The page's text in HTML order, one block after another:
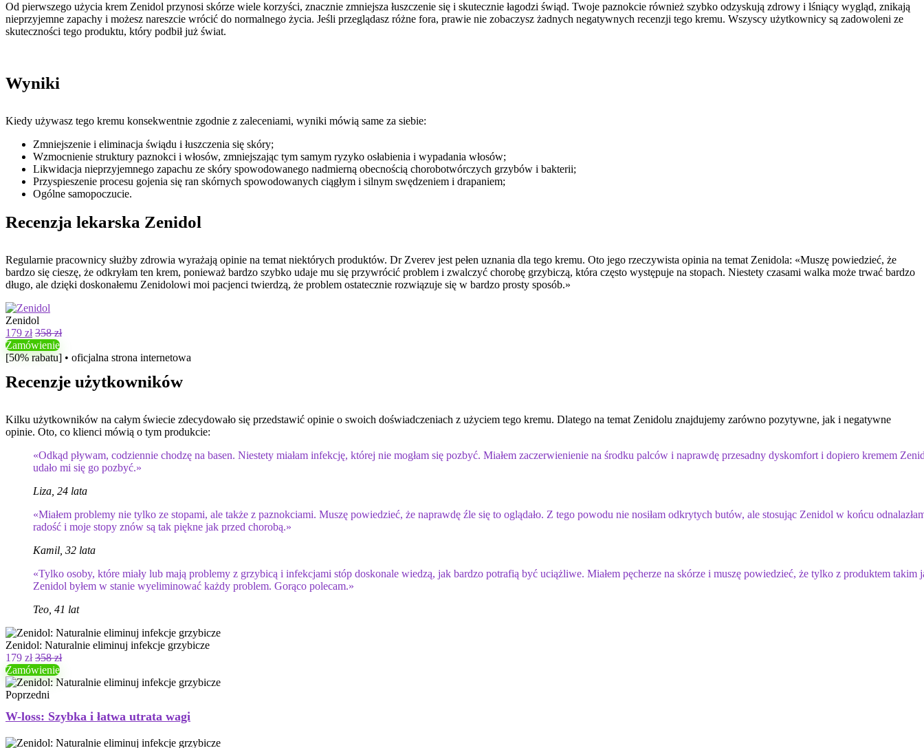
Od pierwszego użycia krem ​​Zenidol przynosi skórze wiele korzyści, znacznie zmniejsza łuszczenie się i skutecznie łagodzi świąd. Twoje paznokcie również szybko odzyskują zdrowy i lśniący wygląd, znikają
nieprzyjemne zapachy i możesz nareszcie wrócić do normalnego życia. Jeśli przeglądasz różne fora, prawie nie zobaczysz żadnych negatywnych recenzji tego kremu. Wszyscy użytkownicy są zadowoleni ze
skuteczności tego produktu, który podbił już świat.
Wyniki
Kiedy używasz tego kremu konsekwentnie zgodnie z zaleceniami, wyniki mówią same za siebie:
Zmniejszenie i eliminacja świądu i łuszczenia się skóry;
Wzmocnienie struktury paznokci i włosów, zmniejszając tym samym ryzyko osłabienia i wypadania włosów;
Likwidacja nieprzyjemnego zapachu ze skóry spowodowanego nadmierną obecnością chorobotwórczych grzybów i bakterii;
Przyspieszenie procesu gojenia się ran skórnych spowodowanych ciągłym i silnym swędzeniem i drapaniem;
Ogólne samopoczucie.
Recenzja lekarska Zenidol
Regularnie pracownicy służby zdrowia wyrażają opinie na temat niektórych produktów. Dr Zverev jest pełen uznania dla tego kremu. Oto jego rzeczywista opinia na temat Zenidola: «Muszę powiedzieć, że
bardzo się cieszę, że odkryłam ten krem, ponieważ bardzo szybko udaje mu się przywrócić problem i zwalczyć chorobę grzybiczą, która często występuje na stopach. Niestety czasami walka może trwać bardzo
długo, ale dzięki doskonałemu Zenidolowi moi pacjenci twierdzą, że problem ostatecznie rozwiązuje się w bardzo prosty sposób.»
Zenidol
179 zł 358 zł
Zamówienie
[50% rabatu] • oficjalna strona internetowa
Recenzje użytkowników
Kilku użytkowników na całym świecie zdecydowało się przedstawić opinie o swoich doświadczeniach z użyciem tego kremu. Dlatego na temat Zenidolu znajdujemy zarówno pozytywne, jak i negatywne
opinie. Oto, co klienci mówią o tym produkcie:
«Odkąd pływam, codziennie chodzę na basen. Niestety miałam infekcję, której nie mogłam się pozbyć. Miałem zaczerwienienie na środku palców i naprawdę przesadny dyskomfort i dopiero kremem
udało mi się go pozbyć.»
Liza, 24 lata
«Miałem problemy nie tylko ze stopami, ale także z paznokciami. Muszę powiedzieć, że naprawdę źle się to oglądało. Z tego powodu nie nosiłam odkrytych butów, ale stosując Zenidol w końcu
radość i moje stopy znów są tak piękne jak przed chorobą.»
Kamil, 32 lata
«Tylko osoby, które miały lub mają problemy z grzybicą i infekcjami stóp doskonale wiedzą, jak bardzo potrafią być uciążliwe. Miałem pęcherze na skórze i muszę powiedzieć, że tylko z produktem takim
Zenidol byłem w stanie wyeliminować każdy problem. Gorąco polecam.»
Teo, 41 lat
Zenidol: Naturalnie eliminuj infekcje grzybicze
179 zł358 zł
Zamówienie
Poprzedni
W-loss: Szybka i łatwa utrata wagi